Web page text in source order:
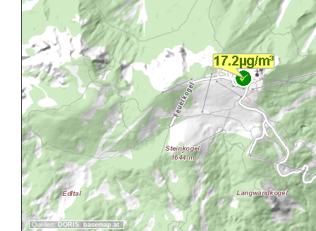
Quellen: DORIS, basemap.at